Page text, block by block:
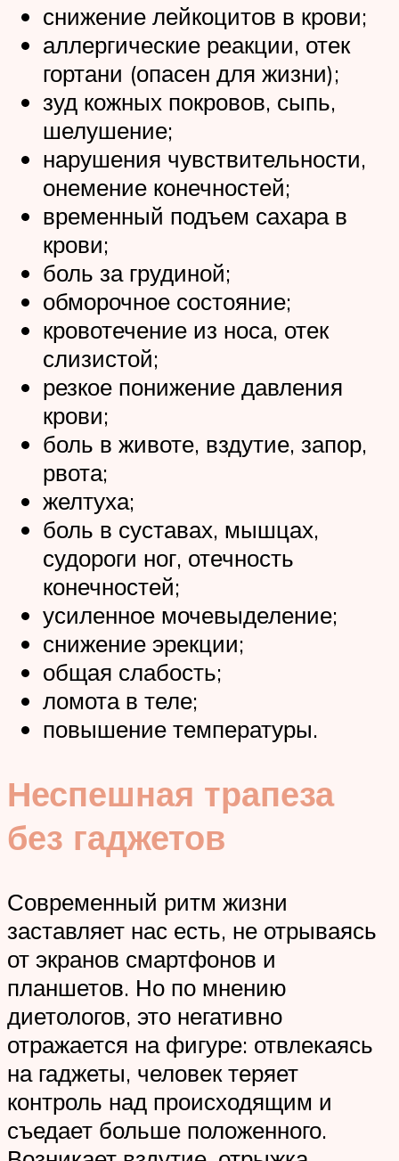
снижение лейкоцитов в крови;
аллергические реакции, отек
гортани (опасен для жизни);
зуд кожных покровов, сыпь,
шелушение;
нарушения чувствительности,
онемение конечностей;
временный подъем сахара в
крови;
боль за грудиной;
обморочное состояние;
кровотечение из носа, отек
слизистой;
резкое понижение давления
крови;
боль в животе, вздутие, запор,
рвота;
желтуха;
боль в суставах, мышцах,
судороги ног, отечность
конечностей;
усиленное мочевыделение;
снижение эрекции;
общая слабость;
ломота в теле;
повышение температуры.
Неспешная трапеза
без гаджетов
Современный ритм жизни
заставляет нас есть, не отрываясь
от экранов смартфонов и
планшетов. Но по мнению
диетологов, это негативно
отражается на фигуре: отвлекаясь
на гаджеты, человек теряет
контроль над происходящим и
съедает больше положенного.